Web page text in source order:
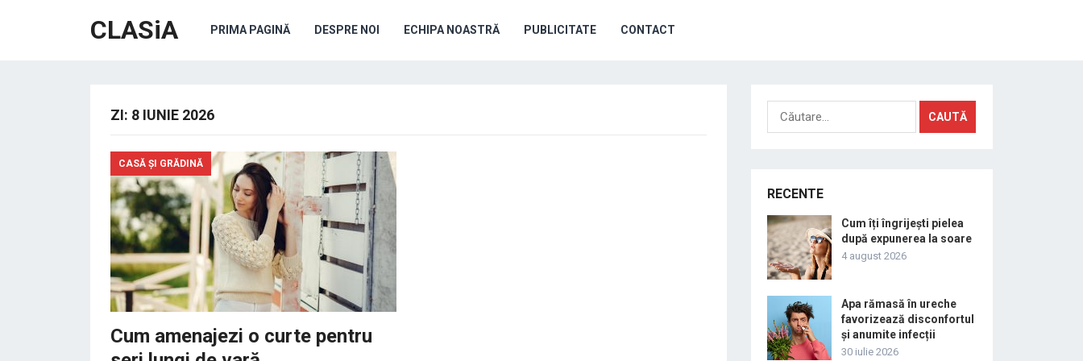
CLASiA PRIMA PAGINĂ DESPRE NOI ECHIPA NOASTRĂ PUBLICITATE CONTACT
ZI: 8 IUNIE 2026
CASĂ ȘI GRĂDINĂ
Cum amenajezi o curte pentru
Caută
după:
RECENTE
Cum îți îngrijești pielea
după expunerea la soare
4 august 2026
Apa rămasă în ureche
favorizează disconfortul
și anumite infecții
30 iulie 2026